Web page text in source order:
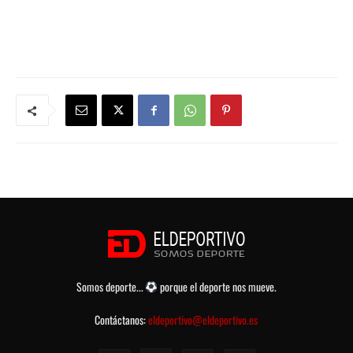
Somos deporte...
porque el deporte nos mueve.
Contáctanos:eldeportivo@eldeportivo.es